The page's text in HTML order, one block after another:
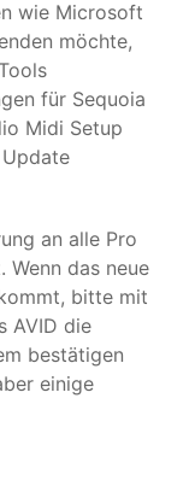
wie Microsoft
möchte,
für Sequoia
Midi Setup
an alle Pro
Wenn das neue
bitte mit
AVID die
bestätigen
einige